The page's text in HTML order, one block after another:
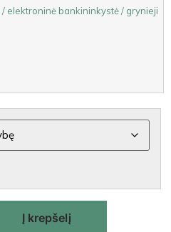
/ elektroninė bankininkystė / grynieji
Į krepšelį